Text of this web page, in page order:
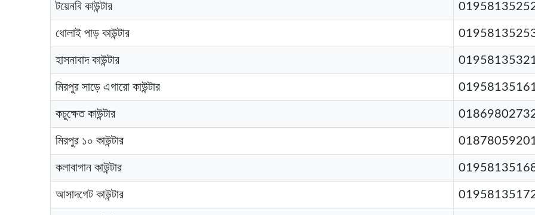
টয়েনবি কাউন্টার
ধোলাই পাড় কাউন্টার
হাসনাবাদ কাউন্টার
মিরপুর সাড়ে এগারো কাউন্টার
কচুক্ষেত কাউন্টার
মিরপুর ১০ কাউন্টার
কলাবাগান কাউন্টার
আসাদগেট কাউন্টার